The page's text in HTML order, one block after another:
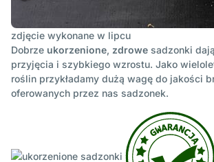
zdjęcie wykonane w lipcu
Dobrze ukorzenione, zdrowe sadzonki
przyjęcia i szybkiego wzrostu. Jako
roślin przykładamy dużą wagę do jakości
oferowanych przez nas sadzonek.